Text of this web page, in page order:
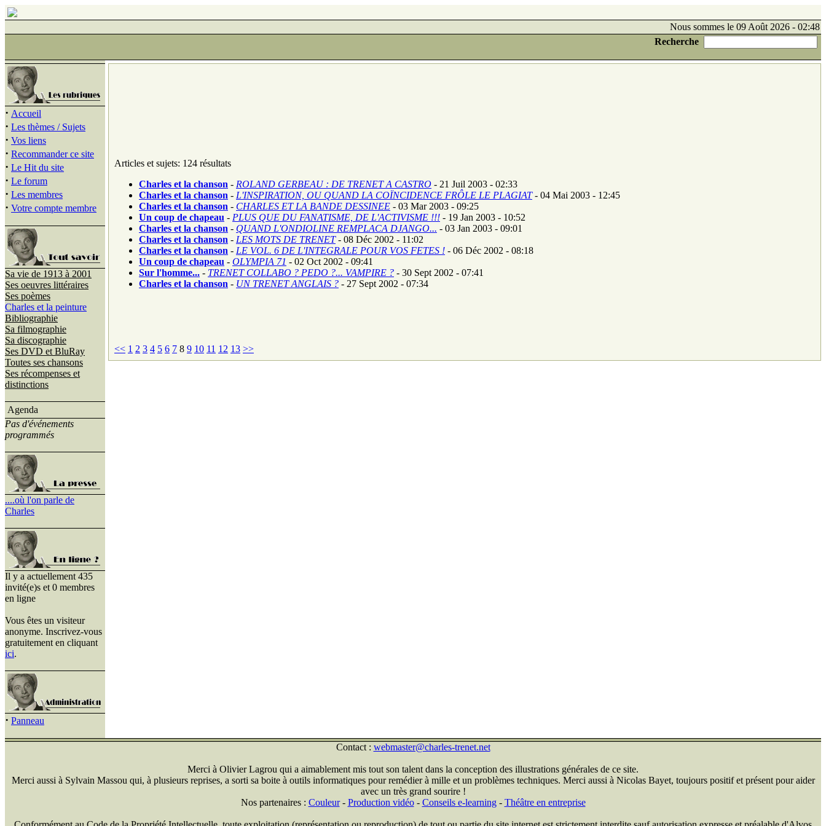
Nous sommes le 09 Août 2026 - 02:48
Recherche
· Accueil
· Les thèmes / Sujets
· Vos liens
· Recommander ce site
· Le Hit du site
· Le forum
· Les membres
· Votre compte membre
Sa vie de 1913 à 2001
Ses oeuvres littéraires
Ses poèmes
Charles et la peinture
Bibliographie
Sa filmographie
Sa discographie
Ses DVD et BluRay
Toutes ses chansons
Ses récompenses et
distinctions
Agenda
Pas d'événements
programmés
....où l'on parle de
Charles
Il y a actuellement 435
invité(e)s et 0 membres
en ligne
Vous êtes un visiteur
anonyme. Inscrivez-vous
gratuitement en cliquant
ici.
· Panneau
Articles et sujets: 124 résultats
Charles et la chanson - ROLAND GERBEAU : DE TRENET A CASTRO - 21 Juil 2003 - 02:33
Charles et la chanson - L'INSPIRATION, OU QUAND LA COÏNCIDENCE FRÔLE LE PLAGIAT- 04 Mai 2003 - 12:45
Charles et la chanson - CHARLES ET LA BANDE DESSINEE - 03 Mar 2003 - 09:25
Un coup de chapeau - PLUS QUE DU FANATISME, DE L'ACTIVISME !!! - 19 Jan 2003 - 10:52
Charles et la chanson - QUAND L'ONDIOLINE REMPLACA DJANGO... - 03 Jan 2003 - 09:01
Charles et la chanson - LES MOTS DE TRENET- 08 Déc 2002 - 11:02
Charles et la chanson - LE VOL. 6 DE L'INTEGRALE POUR VOS FETES ! - 06 Déc 2002 - 08:18
Un coup de chapeau - OLYMPIA 71 - 02 Oct 2002 - 09:41
Sur l'homme... - TRENET COLLABO ? PEDO ?... VAMPIRE ? - 30 Sept 2002 - 07:41
Charles et la chanson - UN TRENET ANGLAIS ? - 27 Sept 2002 - 07:34
<< 1 2 3 4 5 6 7 8 9 10 11 12 13 >>
Contact : webmaster@charles-trenet.net
Merci à Olivier Lagrou qui a aimablement mis tout son talent dans la conception des illustrations générales de ce site.
Merci aussi à Sylvain Massou qui, à plusieurs reprises, a sorti sa boite à outils informatiques pour remédier à mille et un problèmes techniques. Merci aussi à Nicolas Bayet, toujours positif et présent pour aider
avec un très grand sourire !
Nos partenaires : Couleur- Production vidéo- Conseils e-learning- Théâtre en entreprise